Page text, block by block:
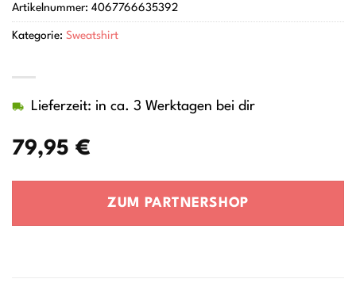
79,95 €
Lieferzeit: in ca. 3 Werktagen bei dir
ZUM PARTNERSHOP
Artikelnummer: 4067766635392
Kategorie: Sweatshirt